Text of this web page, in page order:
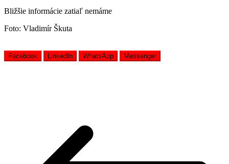
Bližšie informácie zatiaľ nemáme
Foto: Vladimír Škuta
Facebook LinkedIn WhatsApp Messenger